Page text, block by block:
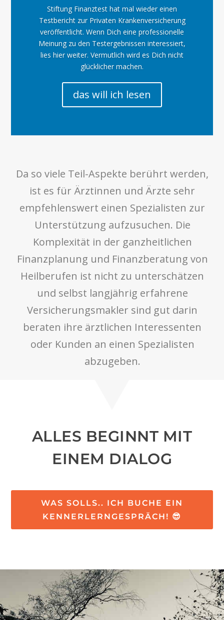
Stiftung Finanztest hat mal wieder einen
Testbericht zur Privaten Krankenversicherung
veröffentlicht. Wenn Dich eine professionelle
Meinung zu den Testergebnissen interessiert,
lies hier weiter. Vermutlich wird es Dich nicht
glücklicher machen.
das will ich lesen
Da so viele Teil-Aspekte berührt werden,
ist es für Ärztinnen und Ärzte sehr
empfehlenswert einen Spezialisten zur
Unterstützung aufzusuchen. Die
Komplexität in der ganzheitlichen
Finanzplanung und Finanzberatung von
Heilberufen ist nicht zu unterschätzen
und selbst langjährig erfahrene
Versicherungsmakler sind gut darin
beraten ihre ärztlichen Interessenten
oder Kunden an einen Spezialisten
abzugeben.
ALLES BEGINNT MIT
EINEM DIALOG
WAS SOLLS.. ICH BUCHE EIN
KENNERLERNGESPRÄCH! 😎